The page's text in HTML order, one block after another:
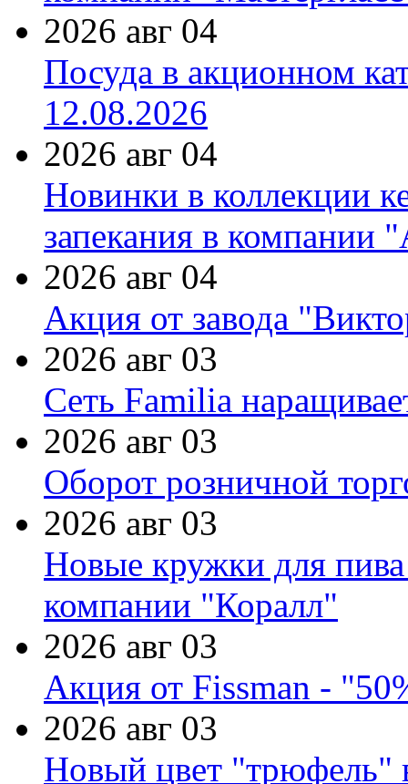
2026 авг 04
Посуда в акционном
12.08.2026
2026 авг 04
Новинки в коллекции
запекания в компании
2026 авг 04
Акция от завода
2026 авг 03
Сеть Familia
2026 авг 03
Оборот розничной
2026 авг 03
Новые кружки для
компании "Коралл"
2026 авг 03
Акция от Fissman -
2026 авг 03
Новый цвет "трюфель"